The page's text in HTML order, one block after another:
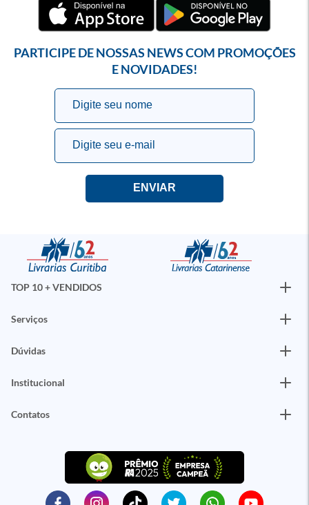
PARTICIPE DE NOSSAS NEWS COM PROMOÇÕES
E NOVIDADES!
TOP 10 + VENDIDOS
Serviços
Dúvidas
Institucional
Contatos